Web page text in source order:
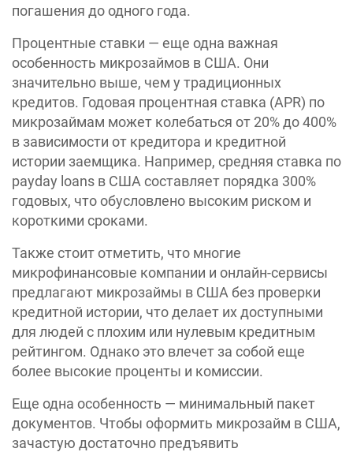
погашения до одного года.
Процентные ставки — еще одна важная
особенность микрозаймов в США. Они
значительно выше, чем у традиционных
кредитов. Годовая процентная ставка (APR) по
микрозаймам может колебаться от 20% до 400%
в зависимости от кредитора и кредитной
истории заемщика. Например, средняя ставка по
payday loans в США составляет порядка 300%
годовых, что обусловлено высоким риском и
короткими сроками.
Также стоит отметить, что многие
микрофинансовые компании и онлайн-сервисы
предлагают микрозаймы в США без проверки
кредитной истории, что делает их доступными
для людей с плохим или нулевым кредитным
рейтингом. Однако это влечет за собой еще
более высокие проценты и комиссии.
Еще одна особенность — минимальный пакет
документов. Чтобы оформить микрозайм в США,
зачастую достаточно предъявить